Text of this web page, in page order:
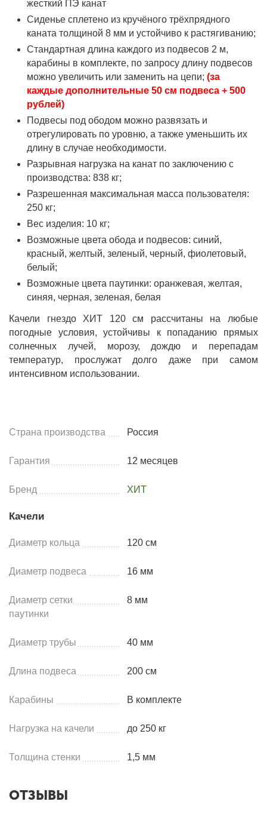
жесткий ПЭ канат
Сиденье сплетено из кручёного трёхпрядного
каната толщиной 8 мм и устойчиво к растягиванию;
Стандартная длина каждого из подвесов 2 м,
карабины в комплекте, по запросу длину подвесов
можно увеличить или заменить на цепи; (за
каждые дополнительные 50 см подвеса + 500
рублей)
Подвесы под ободом можно развязать и
отрегулировать по уровню, а также уменьшить их
длину в случае необходимости.
Разрывная нагрузка на канат по заключению с
производства: 838 кг;
Разрешенная максимальная масса пользователя:
250 кг;
Вес изделия: 10 кг;
Возможные цвета обода и подвесов: синий,
красный, желтый, зеленый, черный, фиолетовый,
белый;
Возможные цвета паутинки: оранжевая, желтая,
синяя, черная, зеленая, белая
Качели гнездо ХИТ 120 см рассчитаны на любые
погодные условия, устойчивы к попаданию прямых
солнечных лучей, морозу, дождю и перепадам
температур, прослужат долго даже при самом
интенсивном использовании.
Страна производства Россия
Гарантия 12 месяцев
Бренд ХИТ
Качели
Диаметр кольца 120 см
Диаметр подвеса 16 мм
Диаметр сетки
паутинки
8 мм
Диаметр трубы 40 мм
Длина подвеса 200 см
Карабины В комплекте
Нагрузка на качели до 250 кг
Толщина стенки 1,5 мм
ОТЗЫВЫ